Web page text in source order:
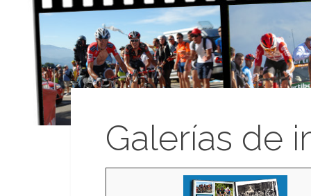
Galerías de